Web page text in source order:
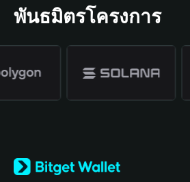
พันธมิตรโครงการ